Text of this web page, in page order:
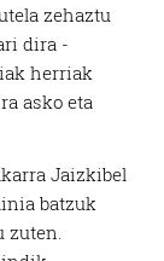
zehaztu
dira -
herriak
asko eta
Jaizkibel
batzuk